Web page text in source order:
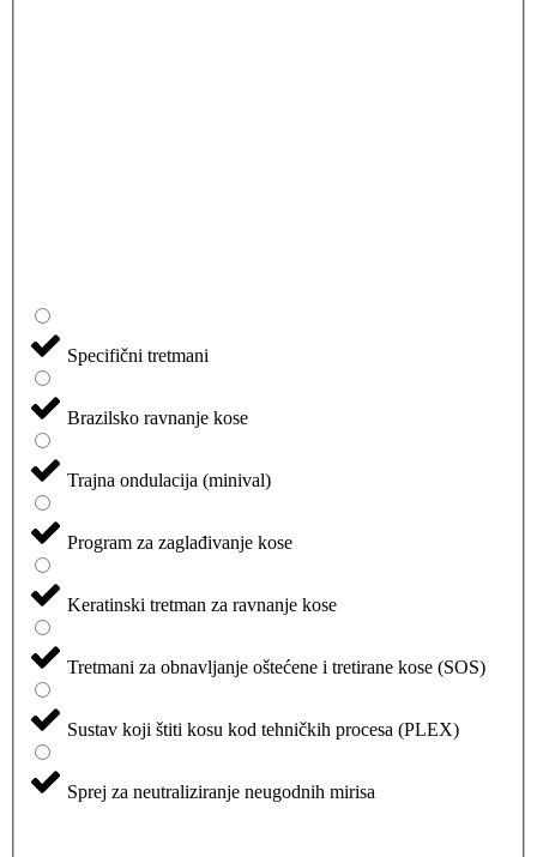
Specifični tretmani
Brazilsko ravnanje kose
Trajna ondulacija (minival)
Program za zaglađivanje kose
Keratinski tretman za ravnanje kose
Tretmani za obnavljanje oštećene i tretirane kose (SOS)
Sustav koji štiti kosu kod tehničkih procesa (PLEX)
Sprej za neutraliziranje neugodnih mirisa